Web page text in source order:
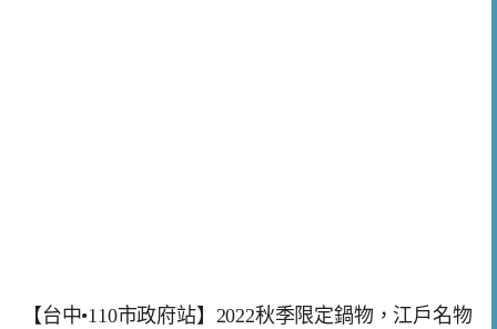
【台中•110市政府站】2022秋季限定鍋物，江戶名物